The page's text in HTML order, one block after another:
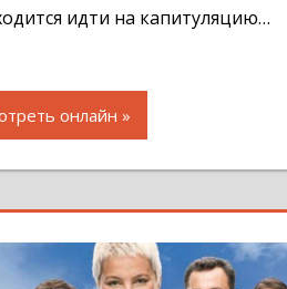
идти на капитуляцию…
онлайн